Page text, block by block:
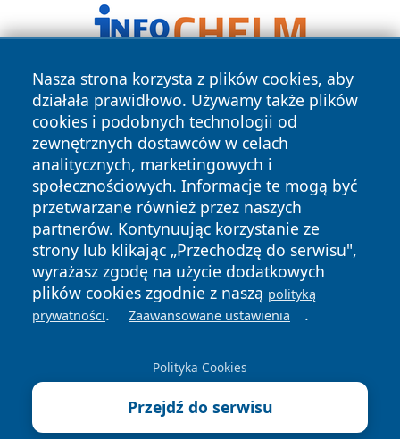
Nasza strona korzysta z plików cookies, aby
działała prawidłowo. Używamy także plików
cookies i podobnych technologii od
zewnętrznych dostawców w celach
analitycznych, marketingowych i
społecznościowych. Informacje te mogą być
przetwarzane również przez naszych
partnerów. Kontynuując korzystanie ze
strony lub klikając „Przechodzę do serwisu",
wyrażasz zgodę na użycie dodatkowych
plików cookies zgodnie z naszą polityką
prywatności. Zaawansowane ustawienia .
Polityka Cookies
Przejdź do serwisu
Copyright © 2026 wrotazabrza.pl Wszystkie prawa
zastrzeżone.
News Autorzy
Polityka
Prywatności
Polityka
Cookies